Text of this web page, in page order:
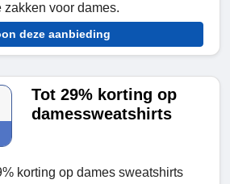
zakken voor dames.
deze aanbieding
Tot 29% korting op
damessweatshirts
korting op dames sweatshirts